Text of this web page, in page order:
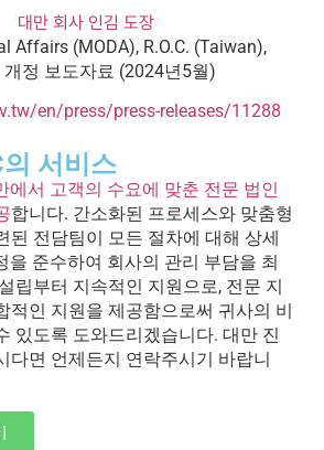
Affairs (MODA), R.O.C. (Taiwan),
정 보도자료 (2024년5월)
en/press/press-releases/11288
서비스
에서 고객의 수요에 맞춘 전문 법인
합니다. 간소화된 프로세스와 맞춤형
된 전담팀이 모든 절차에 대해 상세
을 준수하여 회사의 관리 부담을 최
립부터 지속적인 지원으로, 전문 지
적인 지원을 제공함으로써 귀사의 비
있도록 도와드리겠습니다. 대만 진
다면 언제든지 연락주시기 바랍니